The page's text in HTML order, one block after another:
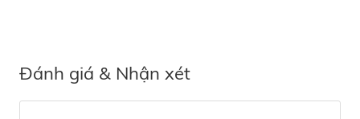
Đánh giá & Nhận xét